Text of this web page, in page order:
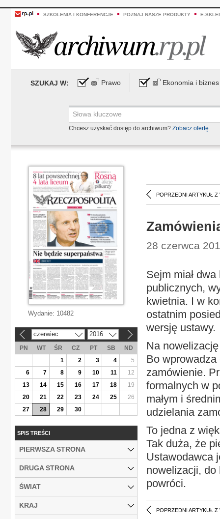
SZKOLENIA I KONFERENCJE POZNAJ NASZE PRODUKTY E-
SZUKAJ W: Prawo Ekonomia i biznes
Chcesz uzyskać dostęp do archiwum? Zobacz ofertę
POPRZEDNI ARTYKUŁ Z
28 czerwca
Sejm miał
publicznych,
kwietnia. I w
ostatnim
wersję ustawy.
Na
Bo
zamówienie.
formalnych w
małym i
udzielania
To jedna z
Tak duża, że
Ustawodawca
nowelizacji,
powróci.
POPRZEDNI ARTYKUŁ Z
Wydanie: 10482
czerwiec 2016
PN WT ŚR CZ PT SB
ND
1
2 3 4
5
6
7 8 9 10 11
12
13
14 15 16 17 18
19
20
21 22 23 24 25
26
27
28 29 30
SPIS TREŚCI
PIERWSZA STRONA
DRUGA STRONA
ŚWIAT
KRAJ